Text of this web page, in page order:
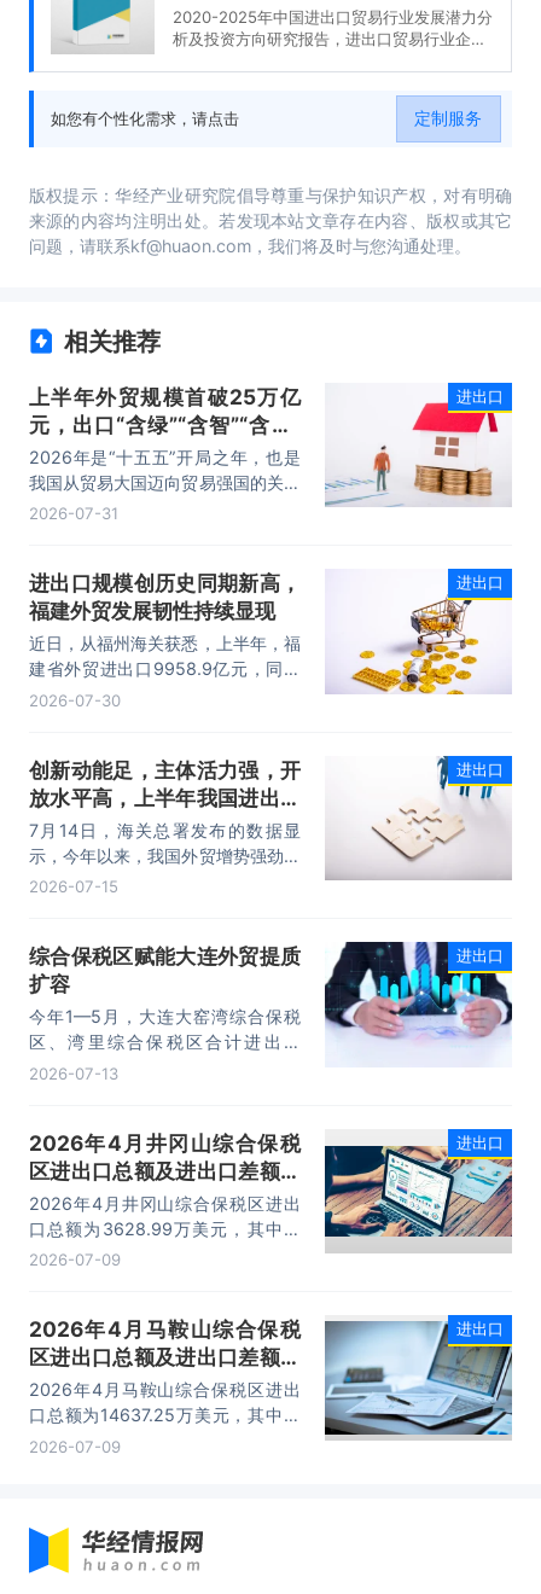
2020-2025年中国进出口贸易行业发展潜力分
析及投资方向研究报告，进出口贸易行业企业
国进出口贸易行业发展战略及规划建议。
如您有个性化需求，请点击 定制服务
版权提示：华经产业研究院倡导尊重与保护知识产权，对有明确
来源的内容均注明出处。若发现本站文章存在内容、版权或其它
问题，请联系kf@huaon.com，我们将及时与您沟通处理。
相关推荐
上半年外贸规模首破25万亿
元，出口“含绿”“含智”“含新”
量稳步攀升
2026年是“十五五”开局之年，也是
我国从贸易大国迈向贸易强国的关键
时期。上半年，我国进出口规模历史
品为代表的高附加值产品出口占比显
著提升，成为外贸提质增效的核心引
擎，为加快建设贸易强国注入了强劲
动力。
2026-07-31
进出口
进出口规模创历史同期新高，
福建外贸发展韧性持续显现
近日，从福州海关获悉，上半年，福
建省外贸进出口9958.9亿元，同比
增长8.2%。其中，出口5740.1亿
进口规模均创历史同期新高，外贸运
行呈现“稳中有进，进中提质”的良好
态势。
2026-07-30
进出口
创新动能足，主体活力强，开
放水平高，上半年我国进出口
规模首次突破25万亿元
7月14日，海关总署发布的数据显
示，今年以来，我国外贸增势强劲、
走势稳健。据海关统计，今年上半
14.73万亿元，增长13.4%，进口
10.74万亿元，增长22.1%。
2026-07-15
进出口
综合保税区赋能大连外贸提质
扩容
今年1—5月，大连大窑湾综合保税
区、湾里综合保税区合计进出口
332.22亿元，同比增长21%，占大
台。
2026-07-13
进出口
2026年4月井冈山综合保税
区进出口总额及进出口差额统
计分析
2026年4月井冈山综合保税区进出
口总额为3628.99万美元，其中：
出口额为1562.95万美元，进口额为
2026-07-09
进出口
2026年4月马鞍山综合保税
区进出口总额及进出口差额统
计分析
2026年4月马鞍山综合保税区进出
口总额为14637.25万美元，其中：
出口额为14365.71万美元，进口额
2026-07-09
进出口